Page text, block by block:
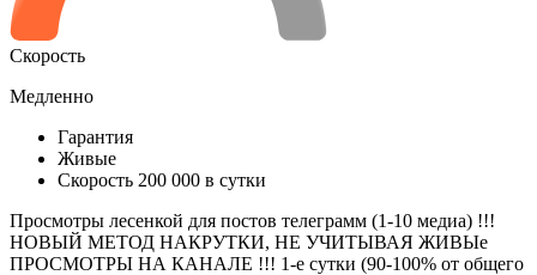
Скорость
Медленно
Гарантия
Живые
Скорость 200 000 в сутки
Просмотры лесенкой для постов телеграмм (1-10 медиа) !!!
НОВЫЙ МЕТОД НАКРУТКИ, НЕ УЧИТЫВАЯ ЖИВЫе
ПРОСМОТРЫ НА КАНАЛЕ !!! 1-е сутки (90-100% от общего